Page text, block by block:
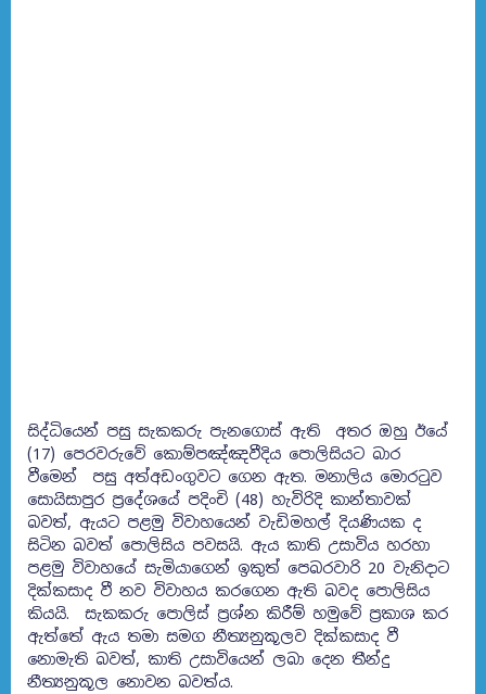
සිද්ධියෙන් පසු සැකකරු පැනගොස් ඇති අතර ඔහු ඊයේ
(17) පෙරවරුවේ කොම්පඤ්ඤවීදිය පොලිසියට බාර
වීමෙන් පසු අත්අඩංගුවට ගෙන ඇත. මනාලිය මොරටුව
සොයිසාපුර ප්‍රදේශයේ පදිංචි (48) හැවිරිදි කාන්තාවක්
බවත්, ඇයට පළමු විවාහයෙන් වැඩිමහල් දියණියක ද
සිටින බවත් පොලිසිය පවසයි. ඇය කාති උසාවිය හරහා
පළමු විවාහයේ සැමියාගෙන් ඉකුත් පෙබරවාරි 20 වැනිදාට
දික්කසාද වී නව විවාහය කරගෙන ඇති බවද පොලිසිය
කියයි. සැකකරු පොලිස් ප්‍රශ්න කිරීම් හමුවේ ප්‍රකාශ කර
ඇත්තේ ඇය තමා සමග නීත්‍යනුකූලව දික්කසාද වී
නොමැති බවත්, කාති උසාවියෙන් ලබා දෙන තීන්දු
නීත්‍යනුකූල නොවන බවත්ය.